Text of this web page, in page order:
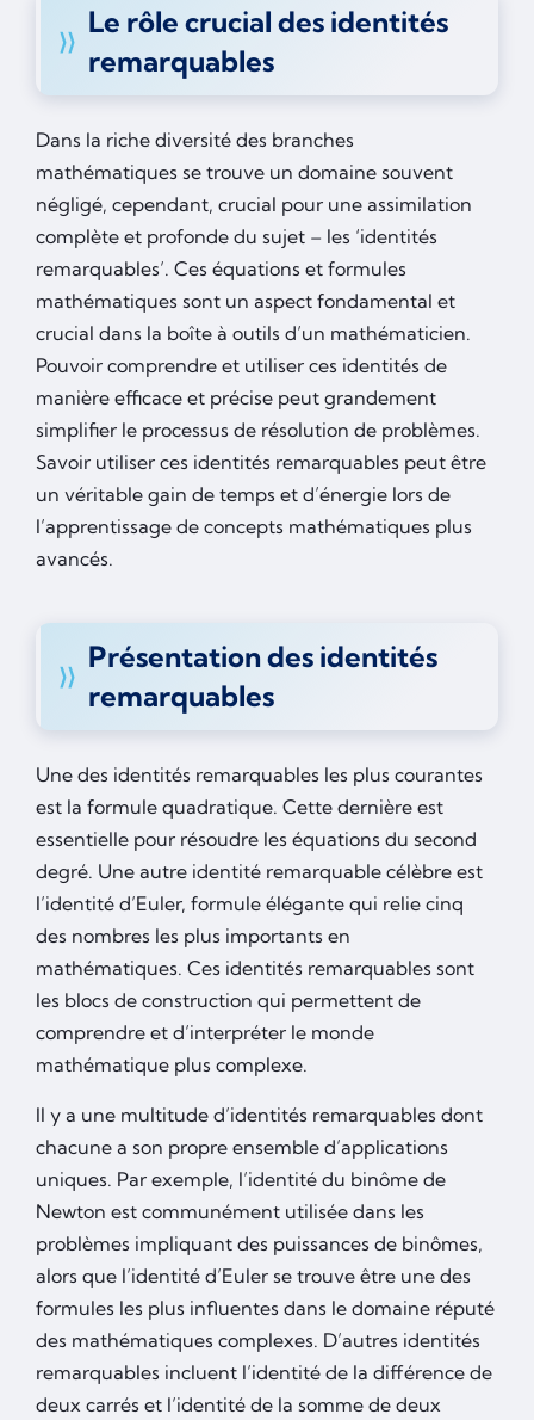
Le rôle crucial des identités
remarquables
Dans la riche diversité des branches
mathématiques se trouve un domaine souvent
négligé, cependant, crucial pour une assimilation
complète et profonde du sujet – les ‘identités
remarquables’. Ces équations et formules
mathématiques sont un aspect fondamental et
crucial dans la boîte à outils d’un mathématicien.
Pouvoir comprendre et utiliser ces identités de
manière efficace et précise peut grandement
simplifier le processus de résolution de problèmes.
Savoir utiliser ces identités remarquables peut être
un véritable gain de temps et d’énergie lors de
l’apprentissage de concepts mathématiques plus
avancés.
Présentation des identités
remarquables
Une des identités remarquables les plus courantes
est la formule quadratique. Cette dernière est
essentielle pour résoudre les équations du second
degré. Une autre identité remarquable célèbre est
l’identité d’Euler, formule élégante qui relie cinq
des nombres les plus importants en
mathématiques. Ces identités remarquables sont
les blocs de construction qui permettent de
comprendre et d’interpréter le monde
mathématique plus complexe.
Il y a une multitude d’identités remarquables dont
chacune a son propre ensemble d’applications
uniques. Par exemple, l’identité du binôme de
Newton est communément utilisée dans les
problèmes impliquant des puissances de binômes,
alors que l’identité d’Euler se trouve être une des
formules les plus influentes dans le domaine réputé
des mathématiques complexes. D’autres identités
remarquables incluent l’identité de la différence de
deux carrés et l’identité de la somme de deux